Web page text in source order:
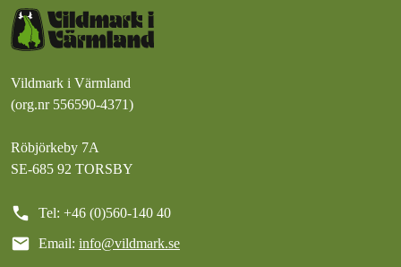
Vildmark i Värmland
(org.nr 556590-4371)
Röbjörkeby 7A
SE-685 92 TORSBY
call Tel: +46 (0)560-140 40
mail Email: info@vildmark.se